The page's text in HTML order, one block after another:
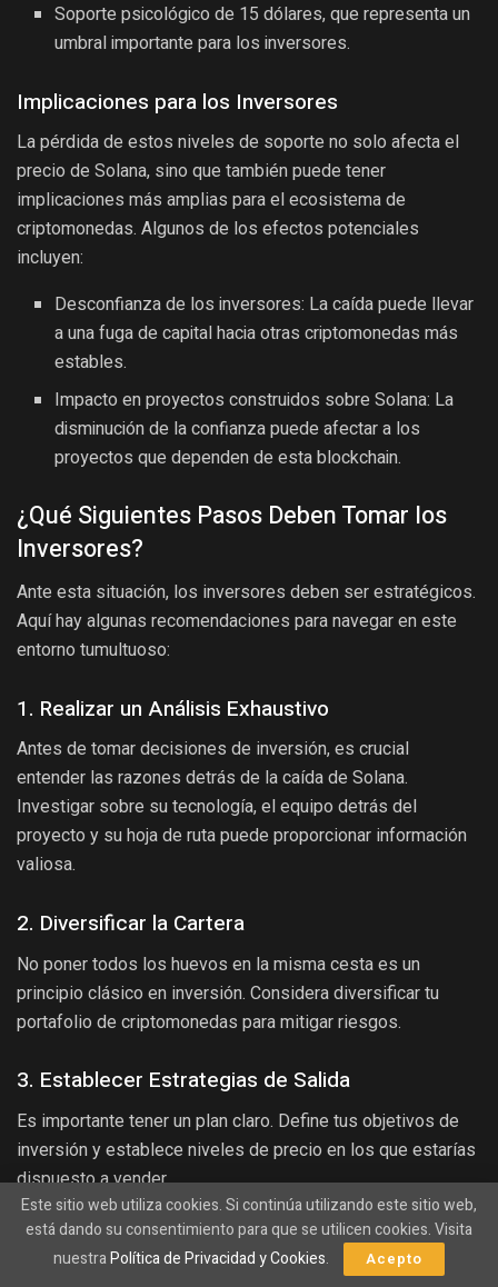
Soporte psicológico de 15 dólares, que representa un
umbral importante para los inversores.
Implicaciones para los Inversores
La pérdida de estos niveles de soporte no solo afecta el
precio de Solana, sino que también puede tener
implicaciones más amplias para el ecosistema de
criptomonedas. Algunos de los efectos potenciales
incluyen:
Desconfianza de los inversores: La caída puede llevar
a una fuga de capital hacia otras criptomonedas más
estables.
Impacto en proyectos construidos sobre Solana: La
disminución de la confianza puede afectar a los
proyectos que dependen de esta blockchain.
¿Qué Siguientes Pasos Deben Tomar los
Inversores?
Ante esta situación, los inversores deben ser estratégicos.
Aquí hay algunas recomendaciones para navegar en este
entorno tumultuoso:
1. Realizar un Análisis Exhaustivo
Antes de tomar decisiones de inversión, es crucial
entender las razones detrás de la caída de Solana.
Investigar sobre su tecnología, el equipo detrás del
proyecto y su hoja de ruta puede proporcionar información
valiosa.
2. Diversificar la Cartera
No poner todos los huevos en la misma cesta es un
principio clásico en inversión. Considera diversificar tu
portafolio de criptomonedas para mitigar riesgos.
3. Establecer Estrategias de Salida
Es importante tener un plan claro. Define tus objetivos de
inversión y establece niveles de precio en los que estarías
dispuesto a vender.
El Futuro de Solana
A pesar de los desafíos actuales, es esencial recordar que
Este sitio web utiliza cookies. Si continúa utilizando este sitio web,
está dando su consentimiento para que se utilicen cookies. Visita
nuestraPolítica de Privacidad y Cookies. Acepto